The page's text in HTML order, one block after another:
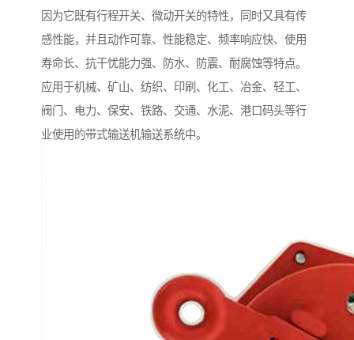
因为它既有行程开关、微动开关的特性，同时又具有传
感性能，并且动作可靠、性能稳定、频率响应快、使用
寿命长、抗干忧能力强、防水、防震、耐腐蚀等特点。
应用于机械、矿山、纺织、印刷、化工、冶金、轻工、
阀门、电力、保安、铁路、交通、水泥、港口码头等行
业使用的带式输送机输送系统中。